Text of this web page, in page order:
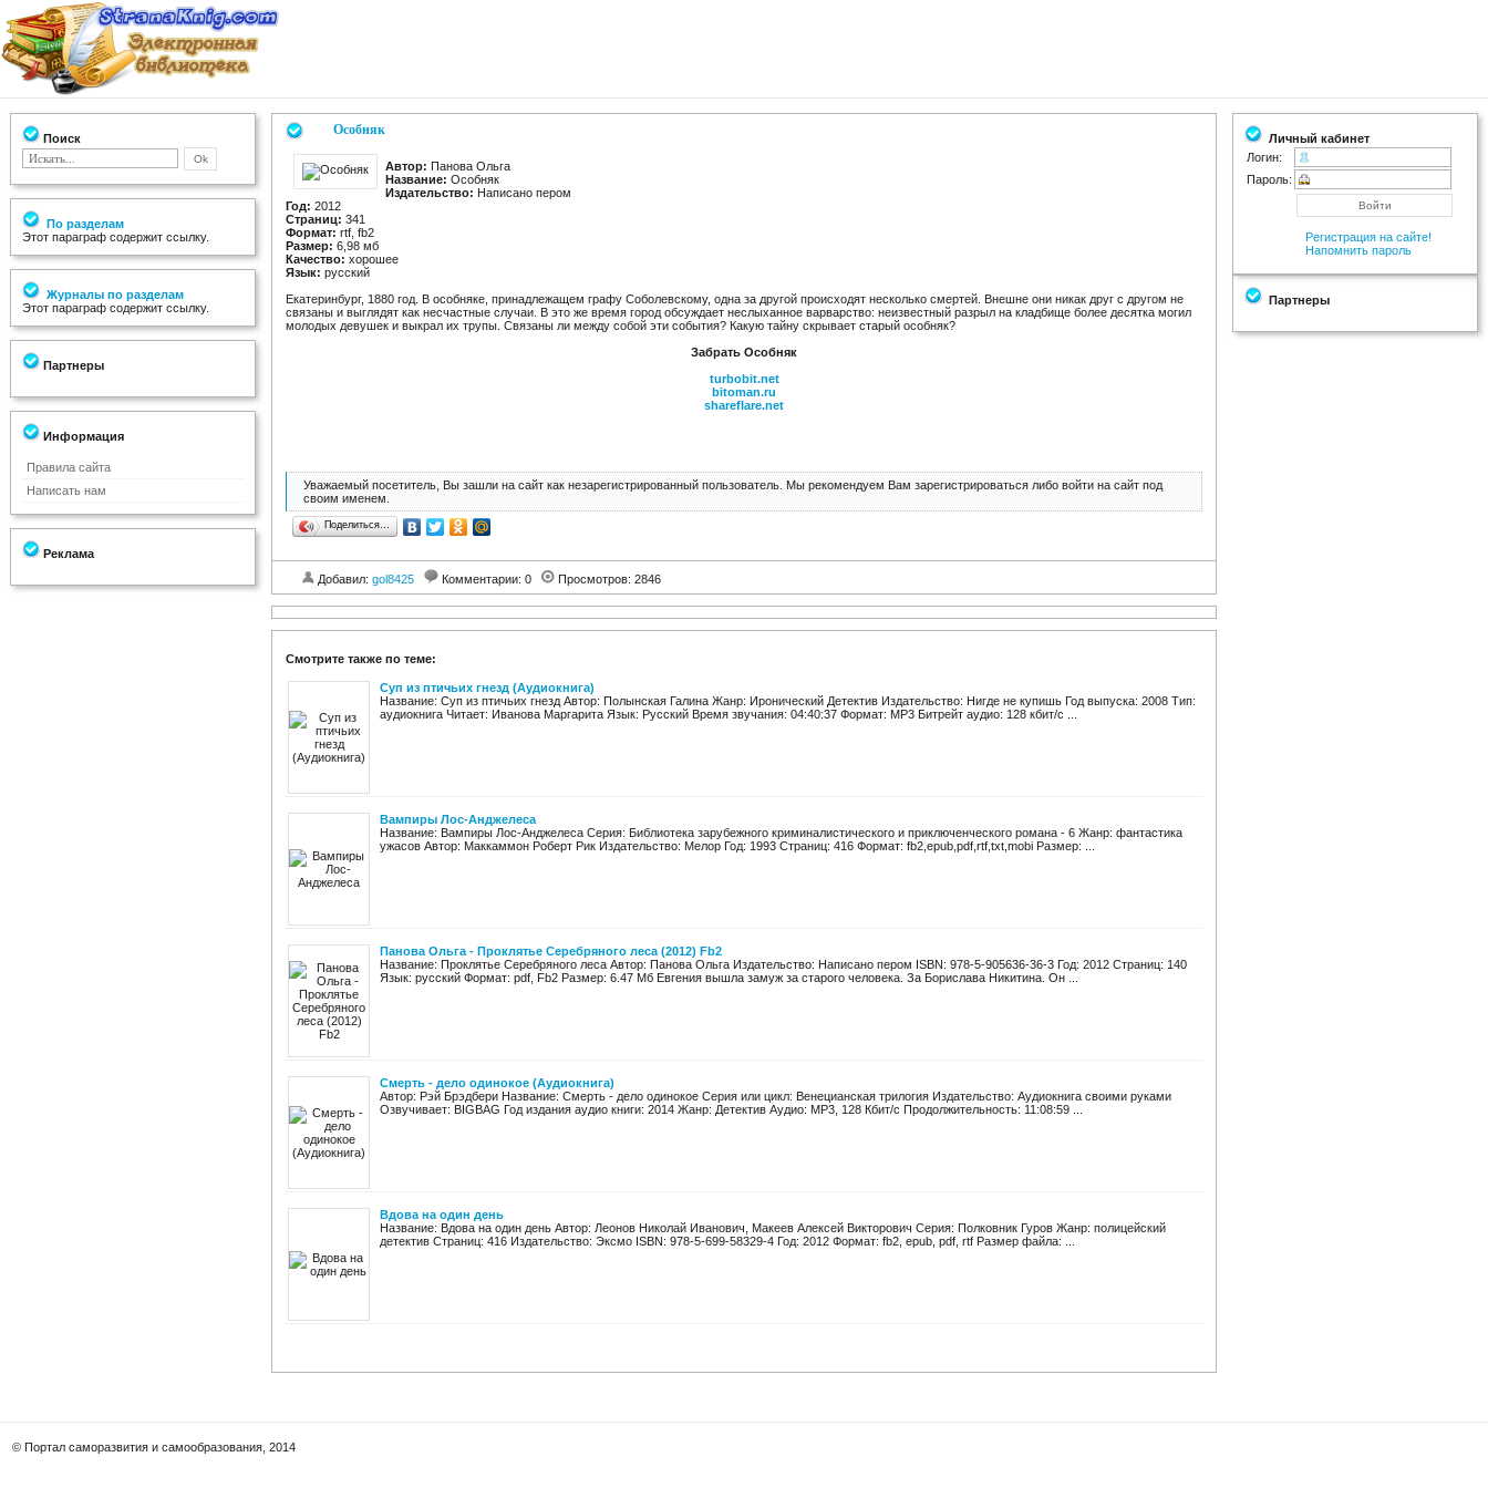
Поиск
По разделам
Этот параграф содержит ссылку.
Журналы по разделам
Этот параграф содержит ссылку.
Партнеры
Информация
Правила сайта
Написать нам
Реклама
Особняк
Автор: Панова Ольга
Название: Особняк
Издательство: Написано пером
Год: 2012
Страниц: 341
Формат: rtf, fb2
Размер: 6,98 мб
Качество: хорошее
Язык: русский
Екатеринбург, 1880 год. В особняке, принадлежащем графу Соболевскому, одна за другой происходят несколько смертей. Внешне они никак друг с другом не
связаны и выглядят как несчастные случаи. В это же время город обсуждает неслыханное варварство: неизвестный разрыл на кладбище более десятка могил
молодых девушек и выкрал их трупы. Связаны ли между собой эти события? Какую тайну скрывает старый особняк?
Забрать Особняк
turbobit.net
bitoman.ru
shareflare.net
Уважаемый посетитель, Вы зашли на сайт как незарегистрированный пользователь. Мы рекомендуем Вам зарегистрироваться либо войти на сайт под
своим именем.
Поделиться…
Добавил: gol8425 Комментарии: 0 Просмотров: 2846
Смотрите также по теме:
Суп из птичьих гнезд (Аудиокнига)
Название: Суп из птичьих гнезд Автор: Полынская Галина Жанр: Иронический Детектив Издательство: Нигде не купишь Год выпуска: 2008 Тип:
аудиокнига Читает: Иванова Маргарита Язык: Русский Время звучания: 04:40:37 Формат: MP3 Битрейт аудио: 128 кбит/c ...
Вампиры Лос-Анджелеса
Название: Вампиры Лос-Анджелеса Серия: Библиотека зарубежного криминалистического и приключенческого романа - 6 Жанр: фантастика
ужасов Автор: Маккаммон Роберт Рик Издательство: Мелор Год: 1993 Страниц: 416 Формат: fb2,epub,pdf,rtf,txt,mobi Размер: ...
Панова Ольга - Проклятье Серебряного леса (2012) Fb2
Название: Проклятье Серебряного леса Автор: Панова Ольга Издательство: Написано пером ISBN: 978-5-905636-36-3 Год: 2012 Страниц: 140
Язык: русский Формат: pdf, Fb2 Размер: 6.47 Мб Евгения вышла замуж за старого человека. За Борислава Никитина. Он ...
Смерть - дело одинокое (Аудиокнига)
Автор: Рэй Брэдбери Название: Смерть - дело одинокое Серия или цикл: Венецианская трилогия Издательство: Аудиокнига своими руками
Озвучивает: BIGBAG Год издания аудио книги: 2014 Жанр: Детектив Аудио: MP3, 128 Кбит/с Продолжительность: 11:08:59 ...
Вдова на один день
Название: Вдова на один день Автор: Леонов Николай Иванович, Макеев Алексей Викторович Серия: Полковник Гуров Жанр: полицейский
детектив Страниц: 416 Издательство: Эксмо ISBN: 978-5-699-58329-4 Год: 2012 Формат: fb2, epub, pdf, rtf Размер файла: ...
Личный кабинет
Логин:
Пароль:
Регистрация на сайте!
Напомнить пароль
Партнеры
© Портал саморазвития и самообразования, 2014